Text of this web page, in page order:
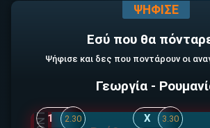
ΨΗΦΙΣΕ
Εσύ που θα
Ψήφισε και δες που ποντάρουν οι
Γεωργία -
1 2.30 X 3.30